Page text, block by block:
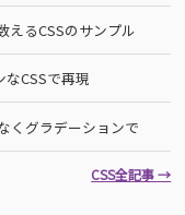
えるCSSのサンプル
CSSで再現
くグラデーションで
CSS全記事 →